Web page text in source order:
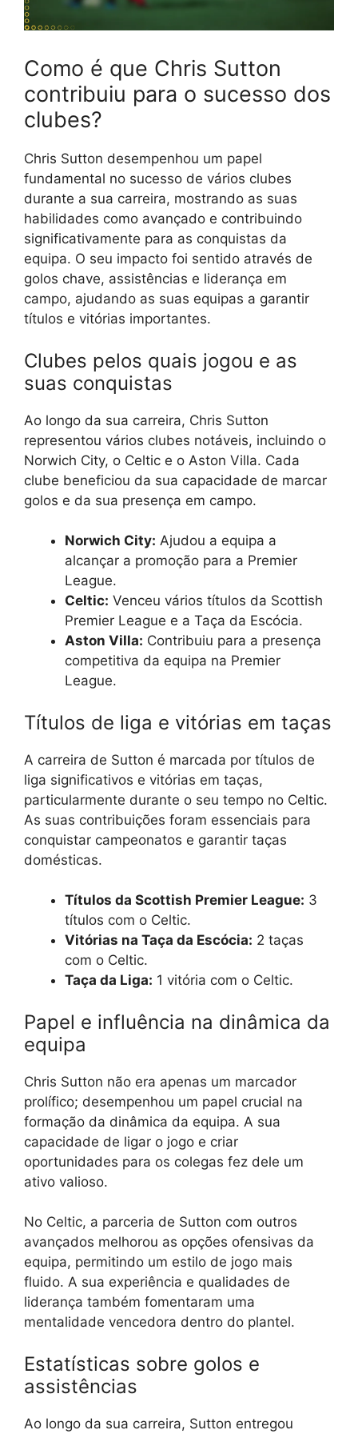
Como é que Chris Sutton
contribuiu para o sucesso dos
clubes?
Chris Sutton desempenhou um papel
fundamental no sucesso de vários clubes
durante a sua carreira, mostrando as suas
habilidades como avançado e contribuindo
significativamente para as conquistas da
equipa. O seu impacto foi sentido através de
golos chave, assistências e liderança em
campo, ajudando as suas equipas a garantir
títulos e vitórias importantes.
Clubes pelos quais jogou e as
suas conquistas
Ao longo da sua carreira, Chris Sutton
representou vários clubes notáveis, incluindo o
Norwich City, o Celtic e o Aston Villa. Cada
clube beneficiou da sua capacidade de marcar
golos e da sua presença em campo.
Norwich City: Ajudou a equipa a
alcançar a promoção para a Premier
League.
Celtic: Venceu vários títulos da Scottish
Premier League e a Taça da Escócia.
Aston Villa: Contribuiu para a presença
competitiva da equipa na Premier
League.
Títulos de liga e vitórias em taças
A carreira de Sutton é marcada por títulos de
liga significativos e vitórias em taças,
particularmente durante o seu tempo no Celtic.
As suas contribuições foram essenciais para
conquistar campeonatos e garantir taças
domésticas.
Títulos da Scottish Premier League: 3
títulos com o Celtic.
Vitórias na Taça da Escócia: 2 taças
com o Celtic.
Taça da Liga: 1 vitória com o Celtic.
Papel e influência na dinâmica da
equipa
Chris Sutton não era apenas um marcador
prolífico; desempenhou um papel crucial na
formação da dinâmica da equipa. A sua
capacidade de ligar o jogo e criar
oportunidades para os colegas fez dele um
ativo valioso.
No Celtic, a parceria de Sutton com outros
avançados melhorou as opções ofensivas da
equipa, permitindo um estilo de jogo mais
fluido. A sua experiência e qualidades de
liderança também fomentaram uma
mentalidade vencedora dentro do plantel.
Estatísticas sobre golos e
assistências
Ao longo da sua carreira, Sutton entregou